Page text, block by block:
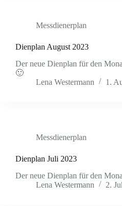
Messdienerplan
Dienplan August 2023
Der neue Dienplan für den
🙂
Lena Westermann
1.
Messdienerplan
Dienplan Juli 2023
Der neue Dienplan für den
Lena Westermann
2.